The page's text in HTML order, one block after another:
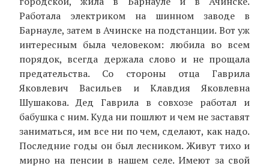
Работала электриком на шинном заводе в
Барнауле, затем в Ачинске на подстанции. Вот уж
интересным была человеком: любила во всем
порядок, всегда держала слово и не прощала
предательства. Со стороны отца Гаврила
Яковлевич Васильев и Клавдия Яковлевна
Шушакова. Дед Гаврила в совхозе работал и
бабушка с ним. Куда ни пошлют и чем не заставят
заниматься, им все ни по чем, сделают, как надо.
Последние годы он был лесником. Живут тихо и
мирно на пенсии в нашем селе. Имеют за свой